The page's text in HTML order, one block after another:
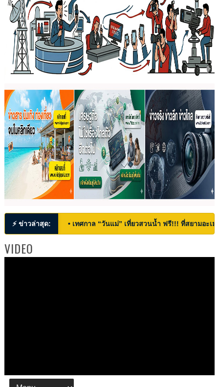
⚡ ข่าวล่าสุด: • เทศกาล “วันแม่” เที่ยวสวนน้ำ ฟรี!!! ที่สยามอะ
VIDEO